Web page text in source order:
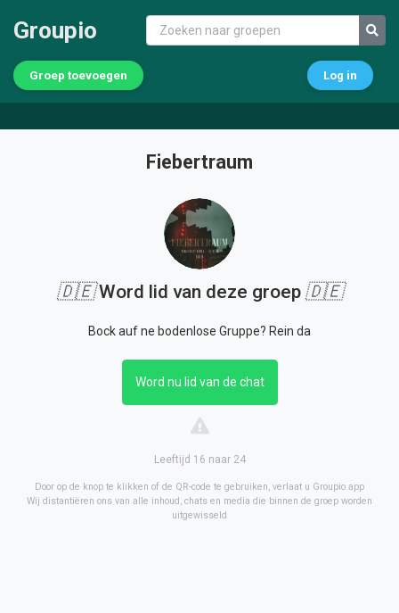
Groupio
Groep toevoegen Log in
Fiebertraum
🇩🇪Word lid van deze groep 🇩🇪
Bock auf ne bodenlose Gruppe? Rein da
Word nu lid van de chat
Leeftijd 16 naar 24
Door op de knop te klikken of de QR-code te gebruiken, verlaat u Groupio.app
Wij distantiëren ons van alle inhoud, chats en media die binnen de groep worden
uitgewisseld